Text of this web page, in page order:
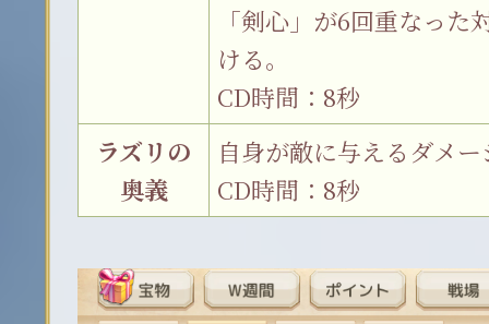
「剣心」が6回重なっ
ける。
CD時間：8秒
ラズリの
奥義
自身が敵に与えるダメ
CD時間：8秒